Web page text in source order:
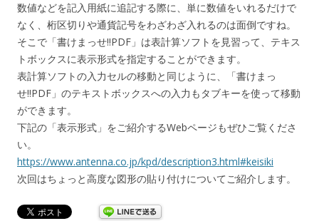
数値などを記入用紙に追記する際に、単に数値をいれるだけで
なく、桁区切りや通貨記号をわざわざ入れるのは面倒ですね。
そこで「書けまっせ!!PDF」は表計算ソフトを見習って、テキス
トボックスに表示形式を指定することができます。
表計算ソフトの入力セルの移動と同じように、「書けまっ
せ!!PDF」のテキストボックスへの入力もタブキーを使って移動
ができます。
下記の「表示形式」をご紹介するWebページもぜひご覧くださ
い。
https://www.antenna.co.jp/kpd/description3.html#keisiki
次回はちょっと高度な図形の貼り付けについてご紹介します。